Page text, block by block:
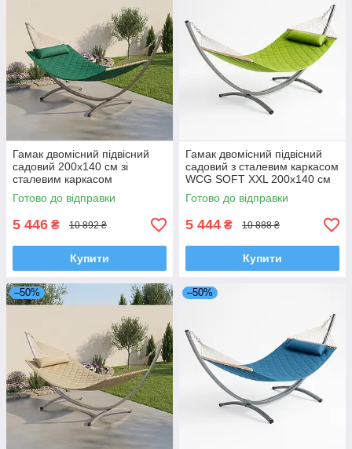
Гамак двомісний підвісний
садовий 200x140 см зі
сталевим каркасом
350х120х120 WCG SOFT XXL
для відпочинку в саду дачі з
Готово до відправки
5 446 ₴ 10 892 ₴
Купити
Гамак двомісний підвісний
садовий з сталевим каркасом
WCG SOFT XXL 200x140 см
для відпочинку в саду
Зелений
Готово до відправки
5 444 ₴ 10 888 ₴
Купити
–50% –50%